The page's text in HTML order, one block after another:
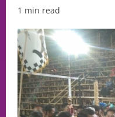
1 min read